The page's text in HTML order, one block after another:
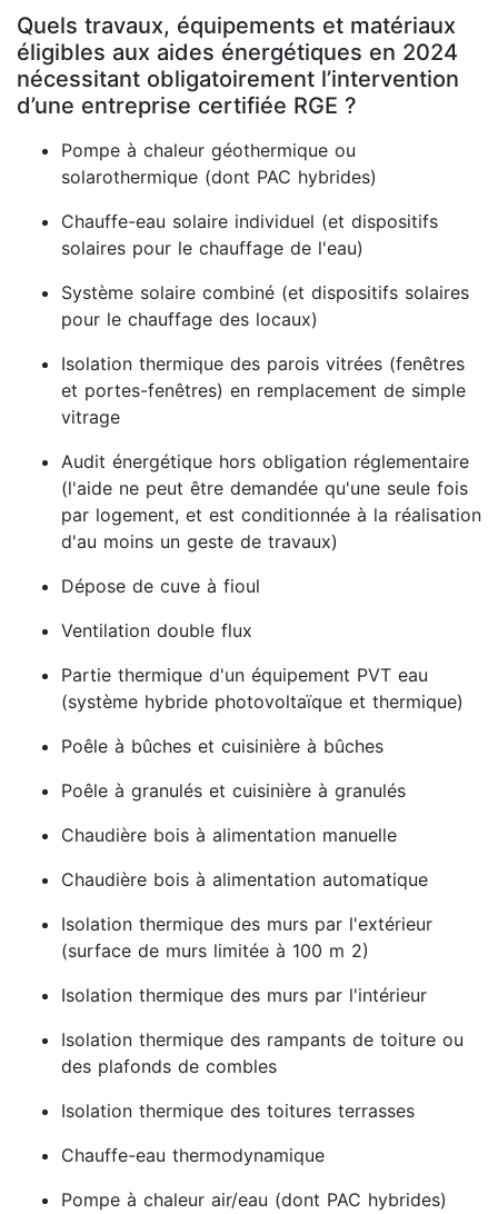
Quels travaux, équipements et matériaux
éligibles aux aides énergétiques en 2024
nécessitant obligatoirement l’intervention
d’une entreprise certifiée RGE ?
Pompe à chaleur géothermique ou
solarothermique (dont PAC hybrides)
Chauffe-eau solaire individuel (et dispositifs
solaires pour le chauffage de l'eau)
Système solaire combiné (et dispositifs solaires
pour le chauffage des locaux)
Isolation thermique des parois vitrées (fenêtres
et portes-fenêtres) en remplacement de simple
vitrage
Audit énergétique hors obligation réglementaire
(l'aide ne peut être demandée qu'une seule fois
par logement, et est conditionnée à la réalisation
d'au moins un geste de travaux)
Dépose de cuve à fioul
Ventilation double flux
Partie thermique d'un équipement PVT eau
(système hybride photovoltaïque et thermique)
Poêle à bûches et cuisinière à bûches
Poêle à granulés et cuisinière à granulés
Chaudière bois à alimentation manuelle
Chaudière bois à alimentation automatique
Isolation thermique des murs par l'extérieur
(surface de murs limitée à 100 m 2)
Isolation thermique des murs par l'intérieur
Isolation thermique des rampants de toiture ou
des plafonds de combles
Isolation thermique des toitures terrasses
Chauffe-eau thermodynamique
Pompe à chaleur air/eau (dont PAC hybrides)